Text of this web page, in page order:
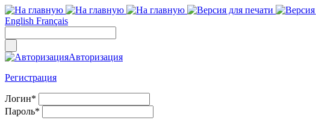
English Français
Авторизация
Регистрация
Логин*
Пароль*